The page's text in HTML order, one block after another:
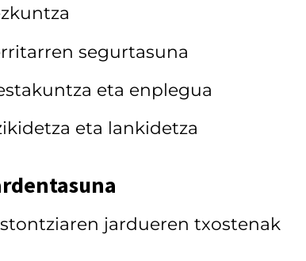
segurtasuna
eta enplegua
eta lankidetza
jardueren txostenak